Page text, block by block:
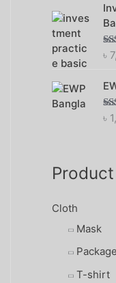
৳
4.00
৳
Cloth
Mask
Package
T-shirt